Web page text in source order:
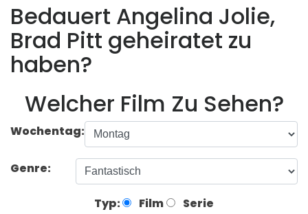
Bedauert Angelina Jolie,
Brad Pitt geheiratet zu
haben?
Welcher Film Zu Sehen?
Wochentag:
Genre:
Typ: Film Serie